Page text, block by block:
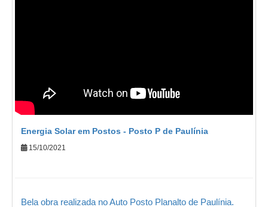
Energia Solar em Postos - Posto P de Paulínia
15/10/2021
Bela obra realizada no Auto Posto Planalto de Paulínia.